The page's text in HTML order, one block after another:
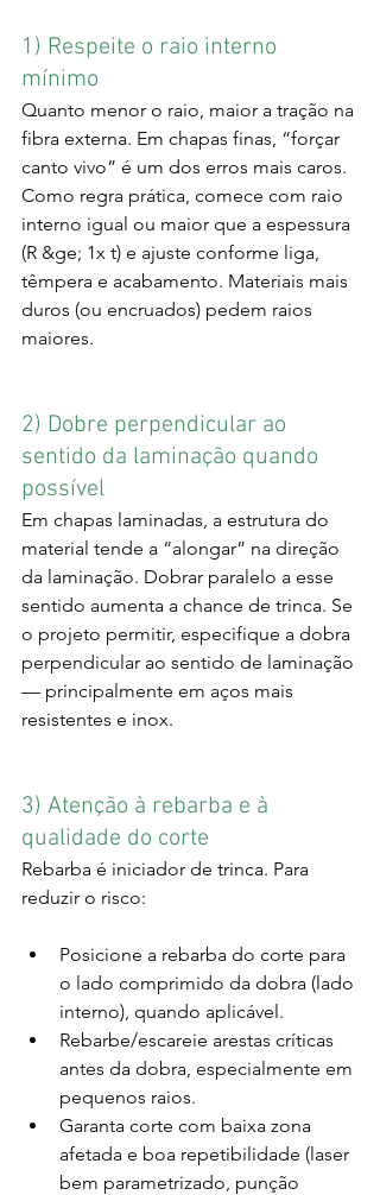
1) Respeite o raio interno
mínimo
Quanto menor o raio, maior a tração na
fibra externa. Em chapas finas, “forçar
canto vivo” é um dos erros mais caros.
Como regra prática, comece com raio
interno igual ou maior que a espessura
(R &ge; 1x t) e ajuste conforme liga,
têmpera e acabamento. Materiais mais
duros (ou encruados) pedem raios
maiores.
2) Dobre perpendicular ao
sentido da laminação quando
possível
Em chapas laminadas, a estrutura do
material tende a “alongar” na direção
da laminação. Dobrar paralelo a esse
sentido aumenta a chance de trinca. Se
o projeto permitir, especifique a dobra
perpendicular ao sentido de laminação
— principalmente em aços mais
resistentes e inox.
3) Atenção à rebarba e à
qualidade do corte
Rebarba é iniciador de trinca. Para
reduzir o risco:
Posicione a rebarba do corte para
o lado comprimido da dobra (lado
interno), quando aplicável.
Rebarbe/escareie arestas críticas
antes da dobra, especialmente em
pequenos raios.
Garanta corte com baixa zona
afetada e boa repetibilidade (laser
bem parametrizado, punção